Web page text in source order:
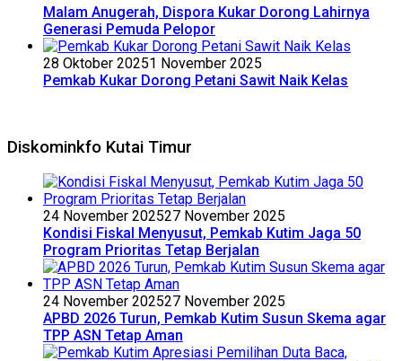
Malam Anugerah, Dispora Kukar Dorong Lahirnya
Generasi Pemuda Pelopor
28 Oktober 20251 November 2025
Pemkab Kukar Dorong Petani Sawit Naik Kelas
Diskominkfo Kutai Timur
24 November 202527 November 2025
Kondisi Fiskal Menyusut, Pemkab Kutim Jaga 50
Program Prioritas Tetap Berjalan
24 November 202527 November 2025
APBD 2026 Turun, Pemkab Kutim Susun Skema agar
TPP ASN Tetap Aman